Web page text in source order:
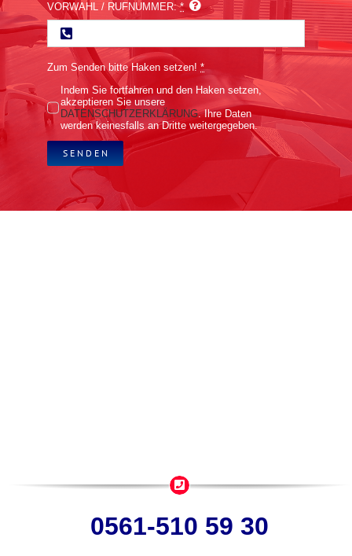
VORWAHL / RUFNUMMER:*
Zum Senden bitte Haken setzen! *
Indem Sie fortfahren und den Haken setzen,
akzeptieren Sie unsere
DATENSCHUTZERKLÄRUNG. Ihre Daten
werden keinesfalls an Dritte weitergegeben.
S E N D E N
0561-510 59 30